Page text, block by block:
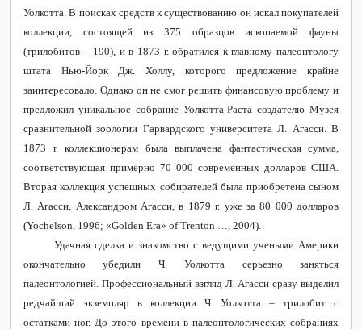
Уолкотта. В поисках средств к существованию он искал покупателей
коллекции, состоящей из 375 образцов ископаемой фауны
(трилобитов – 190), и в 1873 г. обратился к главному палеонтологу
штата Нью-Йорк Дж. Холлу, которого предложение крайне
заинтересовало. Однако он не смог решить финансовую проблему и
предложил уникальное собрание Уолкотта-Раста создателю Музея
сравнительной зоологии Гарвардского университета Л. Агасси. В
1873 г. коллекционерам была выплачена фантастическая сумма,
соответствующая примерно 70 000 современных долларов США.
Вторая коллекция успешных собирателей была приобретена сыном
Л. Агасси, Александром Агасси, в 1879 г. уже за 80 000 долларов
(Yochelson, 1996; «Golden Era» of Trenton …, 2004).
Удачная сделка и знакомство с ведущими учеными Америки
окончательно убедили Ч. Уолкотта серьезно заняться
палеонтологией. Профессиональный взгляд Л. Агасси сразу выделил
редчайший экземпляр в коллекции Ч. Уолкотта – трилобит с
остатками ног. До этого времени в палеонтологических собраниях